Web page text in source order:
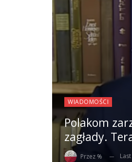
WIADOMOŚCI
Polakom
zagłady.
Przez %